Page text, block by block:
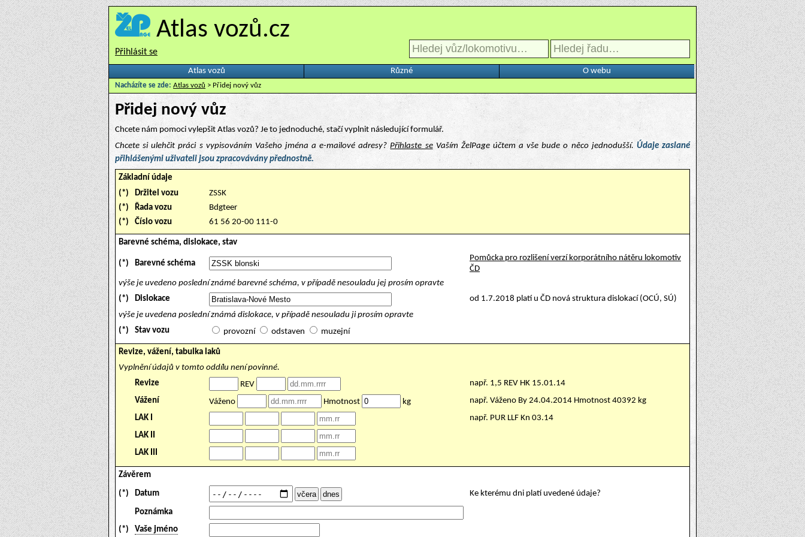
Atlas vozů.cz
Přihlásit se
Atlas vozů Různé O webu
Nacházíte se zde: Atlas vozů > Přidej nový vůz
Přidej nový vůz
Chcete nám pomoci vylepšit Atlas vozů? Je to jednoduché, stačí vyplnit následující formulář.
Chcete si ulehčit práci s vypisováním Vašeho jména a e-mailové adresy?Přihlaste seVaším ŽelPage účtem a vše bude o něco jednodušší. Údaje zaslané
přihlášenými uživateli jsou zpracovávány přednostně.
Základní údaje
(*)
Držitel vozu
ZSSK
(*)
Řada vozu
Bdgteer
(*)
Číslo vozu 61 56 20-00 111-0
Barevné schéma, dislokace, stav
(*) Barevné schéma
Pomůcka pro rozlišení verzí korporátního nátěru lokomotiv
ČD
výše je uvedeno poslední známé barevné schéma, v případě nesouladu jej prosím opravte
(*)
Dislokace
od 1.7.2018 platí u ČD nová struktura dislokací (OCÚ, SÚ)
výše je uvedena poslední známá dislokace, v případě nesouladu ji prosím opravte
(*)
Stav vozu provozní odstaven muzejní
Revize, vážení, tabulka laků
Vyplnění údajů v tomto oddílu není povinné.
Revize
REV
např. 1,5 REV HK 15.01.14
Vážení
Váženo Hmotnost kg
např. Váženo By 24.04.2014 Hmotnost 40392 kg
LAK I
např. PUR LLF Kn 03.14
LAK II
LAK III
Závěrem
(*) Datum Ke kterému dni platí uvedené údaje?
Poznámka
(*)
Vaše jméno